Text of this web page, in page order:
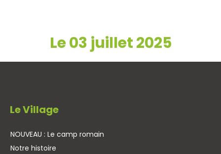
Le 03 juillet 2025
Le Village
NOUVEAU : Le camp romain
Notre histoire